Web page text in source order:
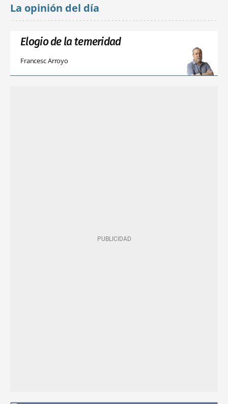
La opinión del día
Elogio de la temeridad
Francesc Arroyo